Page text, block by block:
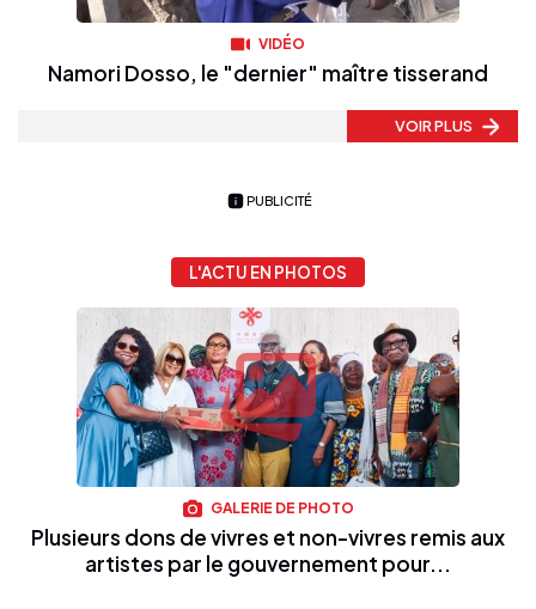
VIDÉO
Namori Dosso, le "dernier" maître tisserand
VOIR PLUS
PUBLICITÉ
L'ACTU EN PHOTOS
GALERIE DE PHOTO
Plusieurs dons de vivres et non-vivres remis aux
artistes par le gouvernement pour...